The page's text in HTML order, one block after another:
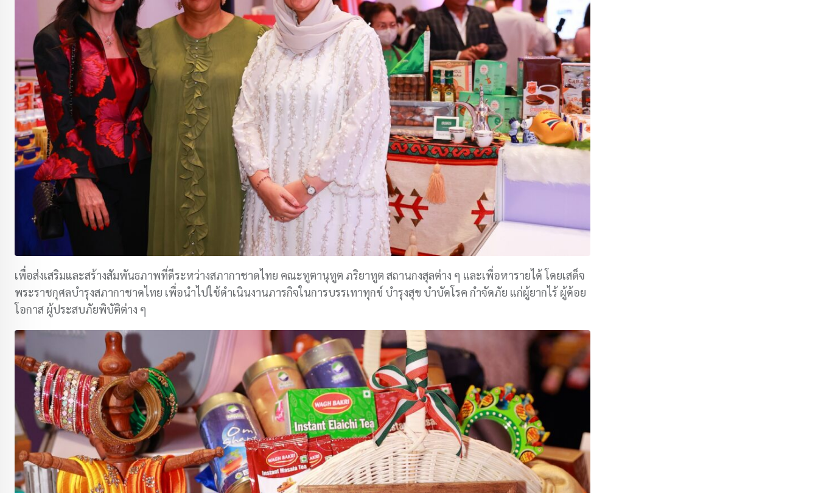
เพื่อส่งเสริมและสร้างสัมพันธภาพที่ดีระหว่างสภากาชาดไทย คณะทูตานุทูต ภริยาทูต สถานกงสุลต่าง ๆ และเพื่อหารายได้ โดยเสด็จ
พระราชกุศลบำรุงสภากาชาดไทย เพื่อนำไปใช้ดำเนินงานภารกิจในการบรรเทาทุกข์ บำรุงสุข บำบัดโรค กำจัดภัย แก่ผู้ยากไร้ ผู้ด้อย
โอกาส ผู้ประสบภัยพิบัติต่าง ๆ